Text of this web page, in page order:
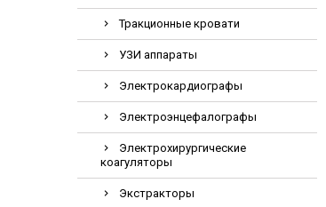
Тракционные кровати
УЗИ аппараты
Электрокардиографы
Электроэнцефалографы
Электрохирургические
коагуляторы
Экстракторы